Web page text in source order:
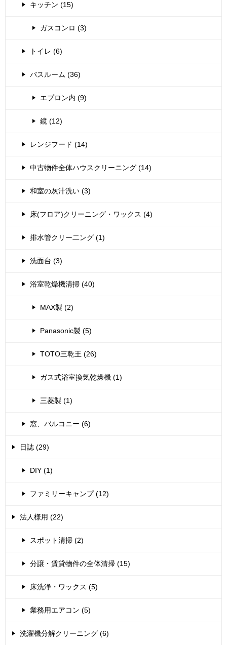
キッチン (15)
ガスコンロ (3)
トイレ (6)
バスルーム (36)
エプロン内 (9)
鏡 (12)
レンジフード (14)
中古物件全体ハウスクリーニング (14)
和室の灰汁洗い (3)
床(フロア)クリーニング・ワックス (4)
排水管クリー二ング (1)
洗面台 (3)
浴室乾燥機清掃 (40)
MAX製 (2)
Panasonic製 (5)
TOTO三乾王 (26)
ガス式浴室換気乾燥機 (1)
三菱製 (1)
窓、バルコニー (6)
日誌 (29)
DIY (1)
ファミリーキャンプ (12)
法人様用 (22)
スポット清掃 (2)
分譲・賃貸物件の全体清掃 (15)
床洗浄・ワックス (5)
業務用エアコン (5)
洗濯機分解クリーニング (6)